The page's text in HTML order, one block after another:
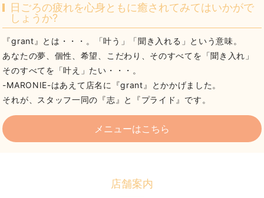
日ごろの疲れを心身ともに癒されてみてはいかがで
しょうか?
『grant』とは・・・。「叶う」「聞き入れる」という意味。
あなたの夢、個性、希望、こだわり、そのすべてを「聞き入れ」
そのすべてを「叶え」たい・・・。
-MARONIE-はあえて店名に『grant』とかかげました。
それが、スタッフ一同の『志』と『プライド』です。
メニューはこちら
店舗案内